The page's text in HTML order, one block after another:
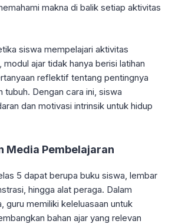
makna di balik setiap aktivitas
siswa mempelajari aktivitas
modul ajar tidak hanya berisi latihan
reflektif tentang pentingnya
tubuh. Dengan cara ini, siswa
dan motivasi intrinsik untuk hidup
Media Pembelajaran
5 dapat berupa buku siswa, lembar
hingga alat peraga. Dalam
guru memiliki keleluasaan untuk
bahan ajar yang relevan